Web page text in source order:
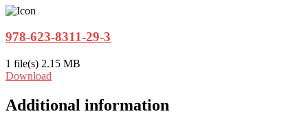
978-623-8311-29-3
1 file(s) 2.15 MB
Download
Additional information